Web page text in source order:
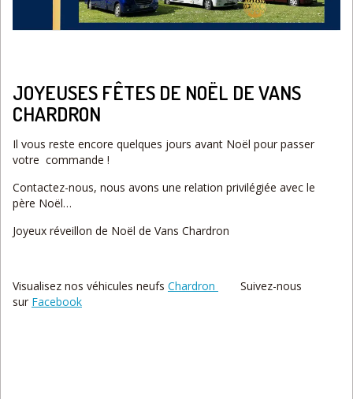
JOYEUSES FÊTES DE NOËL DE VANS
CHARDRON
Il vous reste encore quelques jours avant Noël pour passer
votre commande !
Contactez-nous, nous avons une relation privilégiée avec le
père Noël…
Joyeux réveillon de Noël de Vans Chardron
Visualisez nos véhicules neufs Chardron
Suivez-nous
sur Facebook